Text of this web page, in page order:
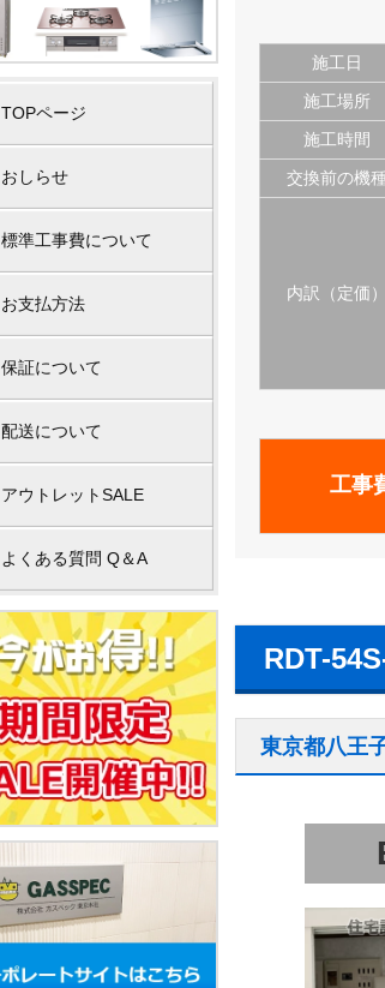
TOPページ
おしらせ
標準工事費について
お支払方法
保証について
配送について
アウトレットSALE
よくある質問 Q＆A
施工日
施工場所
施工時間
交換前の機種
内訳（定価）
工事
RDT-
東京都八王